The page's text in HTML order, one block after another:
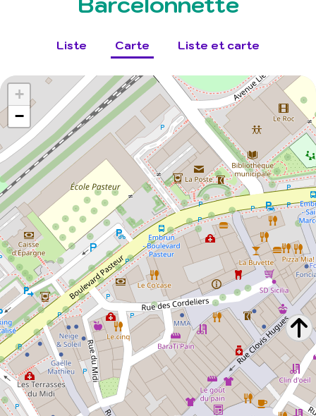
Liste Carte Liste et carte
+
−